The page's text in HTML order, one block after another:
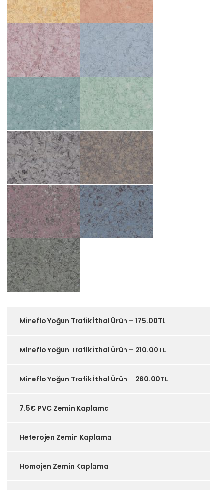
Mineflo Yoğun Trafik İthal Ürün – 175.00TL
Mineflo Yoğun Trafik İthal Ürün – 210.00TL
Mineflo Yoğun Trafik İthal Ürün – 260.00TL
7.5€ PVC Zemin Kaplama
Heterojen Zemin Kaplama
Homojen Zemin Kaplama